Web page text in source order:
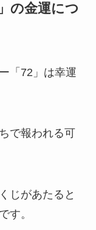
の金運につ
「72」は幸運
で報われる可
じがあたると
す。